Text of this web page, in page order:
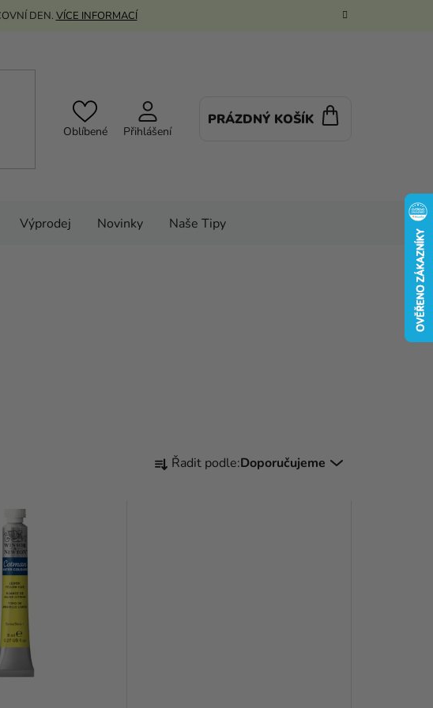
DEN. VÍCE INFORMACÍ
Oblíbené Přihlášení
PRÁZDNÝ KOŠÍK
Výprodej Novinky Naše Tipy
Ř Řadit podle:Doporučujeme